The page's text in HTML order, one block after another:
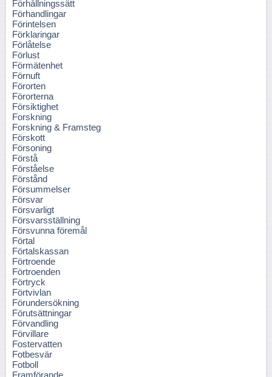
Förhållningssätt
Förhandlingar
Förintelsen
Förklaringar
Förlåtelse
Förlust
Förmätenhet
Förnuft
Förorten
Förorterna
Försiktighet
Forskning
Forskning & Framsteg
Förskott
Försoning
Förstå
Förståelse
Förstånd
Försummelser
Försvar
Försvarligt
Försvarsställning
Försvunna föremål
Förtal
Förtalskassan
Förtroende
Förtroenden
Förtryck
Förtvivlan
Förundersökning
Förutsättningar
Förvandling
Förvillare
Fostervatten
Fotbesvär
Fotboll
Framförande